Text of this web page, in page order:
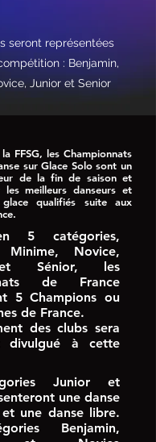
seront représentées
: Benjamin,
Junior et Senior
FFSG, les Championnats
sur Glace Solo sont un
de la fin de saison et
meilleurs danseurs et
glace qualifiés suite aux
5 catégories,
Minime, Novice,
Sénior, les
de France
5 Champions ou
de France.
des clubs sera
divulgué à cette
Junior et
une danse
une danse libre.
Benjamin,